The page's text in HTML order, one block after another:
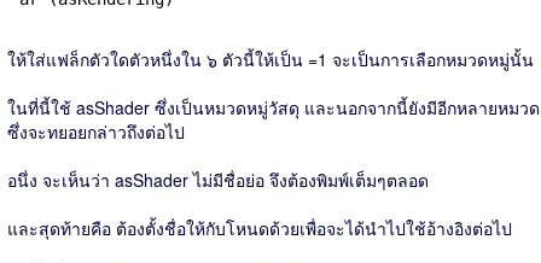
ให้ใส่แฟล็กตัวใดตัวหนึ่งใน ๖ ตัวนี้ให้เป็น =1 จะเป็นการเลือกหมวดหมู่นั้น
ในที่นี้ใช้ asShader ซึ่งเป็นหมวดหมู่วัสดุ และนอกจากนี้ยังมีอีกหลายหมวด
ซึ่งจะทยอยกล่าวถึงต่อไป
อนึ่ง จะเห็นว่า asShader ไม่มีชื่อย่อ จึงต้องพิมพ์เต็มๆตลอด
และสุดท้ายคือ ต้องตั้งชื่อให้กับโหนดด้วยเพื่อจะได้นำไปใช้อ้างอิงต่อไป